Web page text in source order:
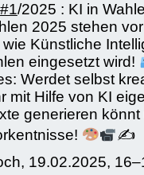
#1/2025 : KI in
2025 stehen
Künstliche
eingesetzt wird!
Werdet selbst
mit Hilfe von KI
generieren könnt
✍
19.02.2025,